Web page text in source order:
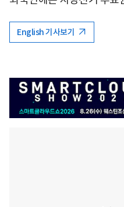
English 기사보기